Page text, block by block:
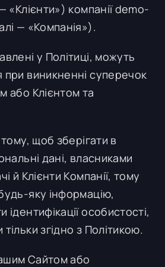
«Клієнти») компанії demo-
— «Компанія»).
у Політиці, можуть
при виникненні суперечок
або Клієнтом та
щоб зберігати в
дані, власниками
й Клієнти Компанії, тому
яку інформацію,
особистості,
згідно з Політикою.
Сайтом або